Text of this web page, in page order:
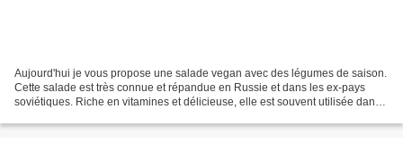
Aujourd'hui je vous propose une salade vegan avec des légumes de saison.
Cette salade est très connue et répandue en Russie et dans les ex-pays
soviétiques. Riche en vitamines et délicieuse, elle est souvent utilisée dans